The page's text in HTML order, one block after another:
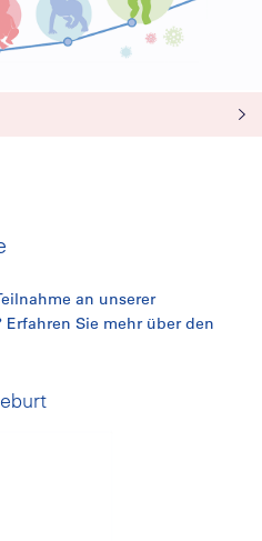
an unserer
Sie mehr über den